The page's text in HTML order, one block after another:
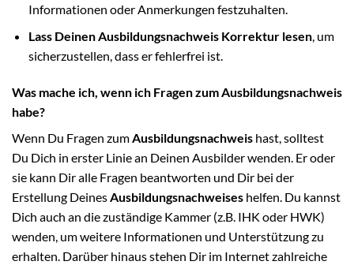
Informationen oder Anmerkungen festzuhalten.
Lass Deinen Ausbildungsnachweis Korrektur lesen, um
sicherzustellen, dass er fehlerfrei ist.
Was mache ich, wenn ich Fragen zum Ausbildungsnachweis
habe?
Wenn Du Fragen zumAusbildungsnachweis hast, solltest
Du Dich in erster Linie an Deinen Ausbilder wenden. Er oder
sie kann Dir alle Fragen beantworten und Dir bei der
Erstellung DeinesAusbildungsnachweises helfen. Du kannst
Dich auch an die zuständige Kammer (z.B. IHK oder HWK)
wenden, um weitere Informationen und Unterstützung zu
erhalten. Darüber hinaus stehen Dir im Internet zahlreiche